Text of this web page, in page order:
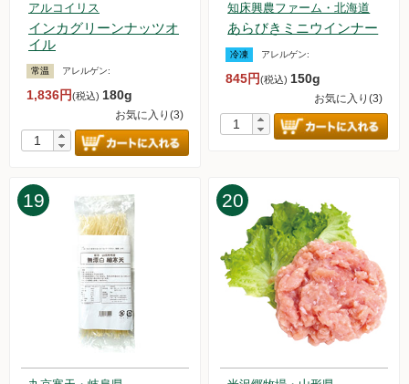
2023.12.17 読売新聞オンラインで、オルターが紹介されまし
た！
2023.12.16【毎週土曜日更新！】アイテムを更新しました。
2023.12.9【毎週土曜日更新！】アイテムを更新しました。
2023.12.6【年末年始配達日について】お届け日が変更になり
2023.12.2【毎週土曜日更新！】アイテムを更新しました。
2023.11.29 荷物の遅延に関するお知らせ
2023.11.18【毎週土曜日更新！】アイテムを更新しました。
2023.11.11【毎週土曜日更新！】アイテムを更新しました。
2023.11.4【毎週土曜日更新！】アイテムを更新しました。
2023.11.1【重要なお知らせ】おためしお惣菜セットの価格改
定について
2023.10.28【毎週土曜日更新！】アイテムを更新しました。
2023.10.21【毎週土曜日更新！】アイテムを更新しました。
2023.10.14【毎週土曜日更新！】アイテムを更新しました。
2023.9.30【毎週土曜日更新！】アイテムを更新しました。
アルコイリス
インカグリーンナッツオ
イル
常温 アレルゲン:
1,836円(税込) 180g
お気に入り(3)
知床興農ファーム・北海道
あらびきミニウインナー
冷凍 アレルゲン:
845円(税込) 150g
お気に入り(3)
19 20